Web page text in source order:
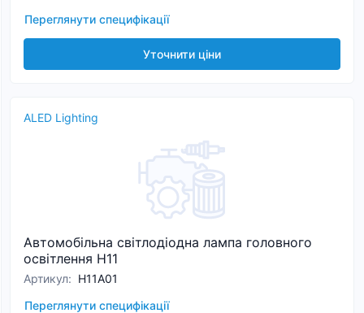
Переглянути специфікації
Уточнити ціни
ALED Lighting
Автомобільна світлодіодна лампа головного
освітлення H11
Артикул: H11А01
Переглянути специфікації